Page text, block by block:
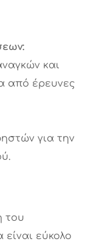
και
από έρευνες
για την
του
εύκολο